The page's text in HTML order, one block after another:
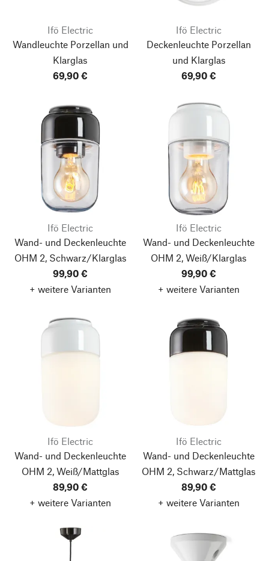
Ifö Electric
Wandleuchte Porzellan und
Klarglas
69,90 €
Ifö Electric
Deckenleuchte Porzellan
und Klarglas
69,90 €
Ifö Electric
Wand- und Deckenleuchte
OHM 2, Schwarz/Klarglas
99,90 €
+ weitere Varianten
Ifö Electric
Wand- und Deckenleuchte
OHM 2, Weiß/Klarglas
99,90 €
+ weitere Varianten
Ifö Electric
Wand- und Deckenleuchte
OHM 2, Weiß/Mattglas
89,90 €
+ weitere Varianten
Ifö Electric
Wand- und Deckenleuchte
OHM 2, Schwarz/Mattglas
89,90 €
+ weitere Varianten